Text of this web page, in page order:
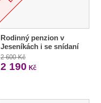
Rodinný penzion v
Jeseníkách i se snídaní
2 600 Kč
2 190 Kč